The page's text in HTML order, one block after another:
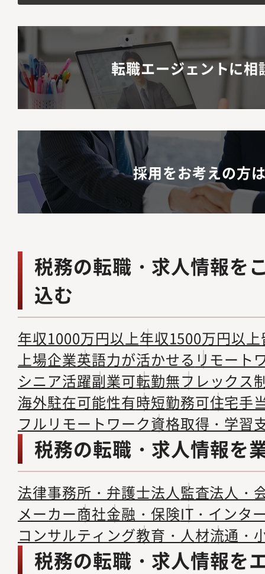
転職エージェントに相
採用をお考えの方
税務の転職・求人情報を
込む
年収1000万円以上年収1500万円以上
上場企業英語力が活かせる リモート
シニア活躍副業可転勤無フレックス
海外駐在可能性有時短勤務可住宅手
フルリモートワーク資格取得・学習
税務の転職・求人情報を
法律事務所・弁護士法人監査法人・
メーカー商社金融・保険IT・インタ
コンサルティング教育・人材流通・
税務の転職・求人情報を